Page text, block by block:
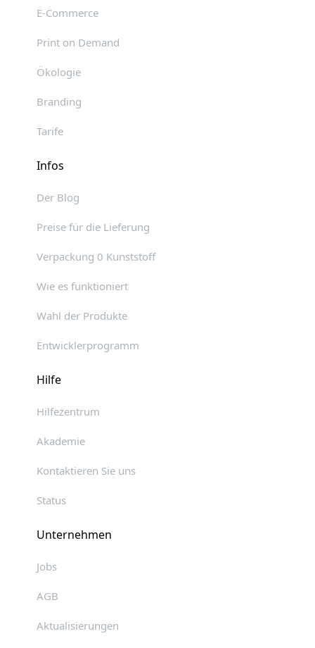
E-Commerce
Print on Demand
Ökologie
Branding
Tarife
Infos
Der Blog
Preise für die Lieferung
Verpackung 0 Kunststoff
Wie es funktioniert
Wahl der Produkte
Entwicklerprogramm
Hilfe
Hilfezentrum
Akademie
Kontaktieren Sie uns
Status
Unternehmen
Jobs
AGB
Aktualisierungen